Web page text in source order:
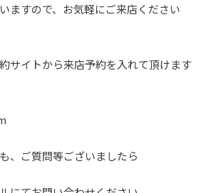
ますので、お気軽にご来店ください
サイトから来店予約を入れて頂けます
、ご質問等ございましたら